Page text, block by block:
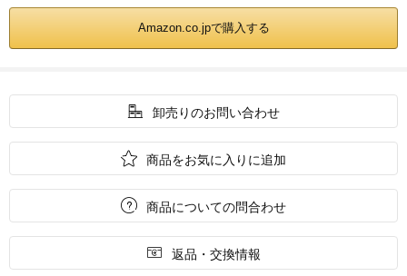
Amazon.co.jpで購入する
 卸売りのお問い合わせ
 商品をお気に入りに追加
 商品についての問合わせ
 返品・交換情報